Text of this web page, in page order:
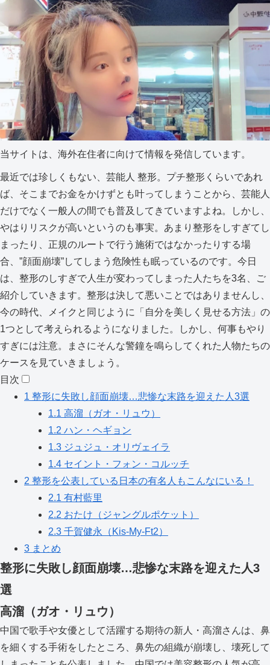
当サイトは、海外在住者に向けて情報を発信しています。
最近では珍しくもない、芸能人 整形。プチ整形くらいであれ
ば、そこまでお金をかけずとも叶ってしまうことから、芸能人
だけでなく一般人の間でも普及してきていますよね。しかし、
やはりリスクが高いというのも事実。あまり整形をしすぎてし
まったり、正規のルートで行う施術ではなかったりする場
合、”顔面崩壊”してしまう危険性も眠っているのです。今日
は、整形のしすぎで人生が変わってしまった人たちを3名、ご
紹介していきます。整形は決して悪いことではありませんし、
今の時代、メイクと同じように「自分を美しく見せる方法」の
1つとして考えられるようになりました。しかし、何事もやり
すぎには注意。まさにそんな警鐘を鳴らしてくれた人物たちの
ケースを見ていきましょう。
目次
1 整形に失敗し顔面崩壊…悲惨な末路を迎えた人3選
1.1 高溜（ガオ・リュウ）
1.2 ハン・ヘギョン
1.3 ジュジュ・オリヴェイラ
1.4 セイント・フォン・コルッチ
2 整形を公表している日本の有名人もこんなにいる！
2.1 有村藍里
2.2 おたけ（ジャングルポケット）
2.3 千賀健永（Kis-My-Ft2）
3 まとめ
整形に失敗し顔面崩壊…悲惨な末路を迎えた人3
選
高溜（ガオ・リュウ）
中国で歌手や女優として活躍する期待の新人・高溜さんは、鼻
を細くする手術をしたところ、鼻先の組織が崩壊し、壊死して